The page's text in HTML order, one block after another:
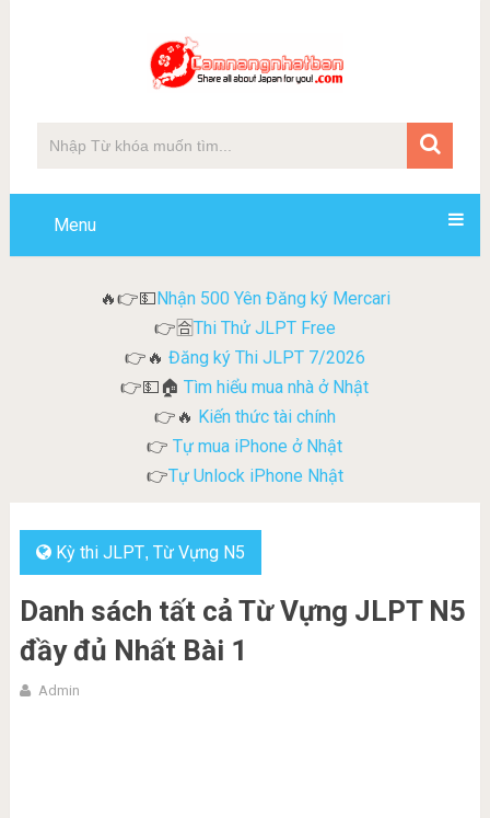
Menu
🔥👉💵Nhận 500 Yên Đăng ký Mercari
👉🈴Thi Thử JLPT Free
👉🔥 Đăng ký Thi JLPT 7/2026
👉💵🏠Tìm hiểu mua nhà ở Nhật
👉🔥 Kiến thức tài chính
👉 Tự mua iPhone ở Nhật
👉Tự Unlock iPhone Nhật
Kỳ thi JLPT, Từ Vựng N5
Danh sách tất cả Từ Vựng JLPT N5
đầy đủ Nhất Bài 1
Admin